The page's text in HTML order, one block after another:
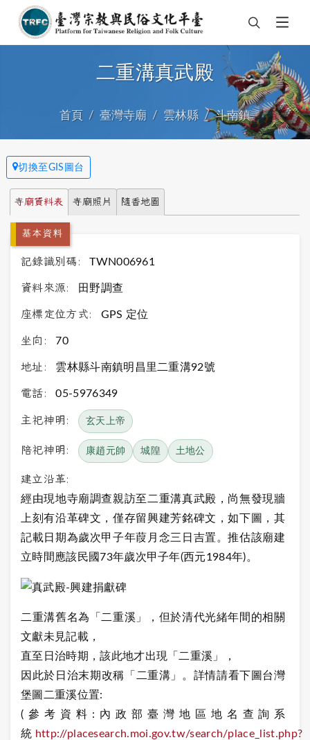
二重溝真武殿
首頁 臺灣寺廟 雲林縣 斗南鎮
切換至GIS圖台
寺廟資料表 寺廟照片 隨香地圖
基本資料
記錄識別碼: TWN006961
資料來源: 田野調查
座標定位方式: GPS 定位
坐向: 70
地址: 雲林縣斗南鎮明昌里二重溝92號
電話: 05-5976349
主祀神明: 玄天上帝
陪祀神明: 康趙元帥 城隍 土地公
建立沿革:
經由現地寺廟調查親訪至二重溝真武殿，尚無發現牆
上刻有沿革碑文，僅存留興建芳銘碑文，如下圖，其
記載日期為歲次甲子年葭月念三日吉置。推估該廟建
立時間應該民國73年歲次甲子年(西元1984年)。
二重溝舊名為「二重溪」，但於清代光緒年間的相關
文獻未見記載，
直至日治時期，該此地才出現「二重溪」，
因此於日治末期改稱「二重溝」。 詳情請看下圖台灣
堡圖二重溪位置:
(參考資料:內政部臺灣地區地名查詢系
統 http://placesearch.moi.gov.tw/search/place_list.php?